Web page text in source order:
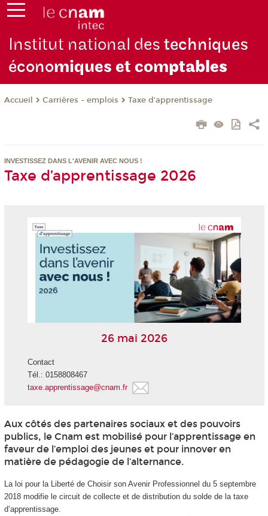
Institut national destechniques
économiques et comptables
Accueil Carrières - emplois Taxe d'apprentissage
INVESTISSEZ DANS L'AVENIR AVEC NOUS !
Taxe d’apprentissage 2026
26 mai 2026
Contact
Tél.: 0158808467
taxe.apprentissage@cnam.fr
Aux côtés des partenaires sociaux et des pouvoirs
publics, le Cnam est mobilisé pour l’apprentissage en
faveur de l’emploi des jeunes et pour innover en
matière de pédagogie de l’alternance.
La loi pour la Liberté de Choisir son Avenir Professionnel du 5 septembre
2018 modifie le circuit de collecte et de distribution du solde de la taxe
d’apprentissage.